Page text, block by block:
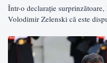
Într-o declarație
Volodimir Zelenski că este